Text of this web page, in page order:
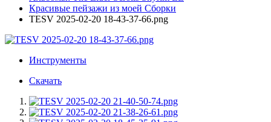
Красивые пейзажи из моей Сборки
TESV 2025-02-20 18-43-37-66.png
Инструменты
Скачать